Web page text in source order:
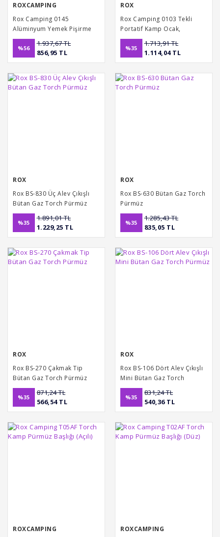
ROXCAMPING
Rox Camping 0145
Alüminyum Yemek Pişirme
Sefer Tası Seti
%56
1.937,67 TL
856,95 TL
ROX
Rox Camping 0103 Tekli
Portatif Kamp Ocak,
Rüzgarlıa Gaz Girişliklı, Ekstr
%35
1.713,91 TL
1.114,04 TL
ROX
Rox BS-830 Üç Alev Çıkışlı
Bütan Gaz Torch Pürmüz
%35
1.891,01 TL
1.229,25 TL
ROX
Rox BS-630 Bütan Gaz Torch
Pürmüz
%35
1.285,43 TL
835,05 TL
ROX
Rox BS-270 Çakmak Tip
Bütan Gaz Torch Pürmüz
%35
871,24 TL
566,54 TL
ROX
Rox BS-106 Dört Alev Çıkışlı
Mini Bütan Gaz Torch
Pürmüz
%35
831,24 TL
540,36 TL
ROXCAMPING
ROXCAMPING